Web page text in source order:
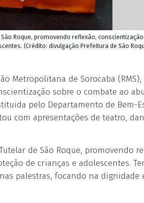
Roque, promovendo reflexão, conscientização
(Crédito: divulgação Prefeitura de São
Metropolitana de Sorocaba (RMS),
sobre o combate ao
pelo Departamento de Bem-
com apresentações de teatro,
de São Roque, promovendo
de crianças e adolescentes.
palestras, focando na dignidade